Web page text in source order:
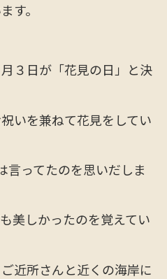
す。
３日が「花見の日」と決
いを兼ねて花見をしてい
言ってたのを思いだしま
美しかったのを覚えてい
近所さんと近くの海岸に